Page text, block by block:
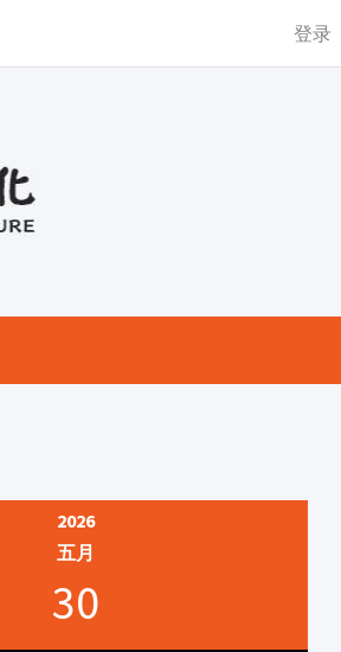
登录
2026
五月
30